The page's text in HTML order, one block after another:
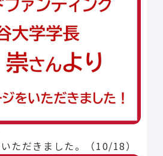
ただきました。（10/18）